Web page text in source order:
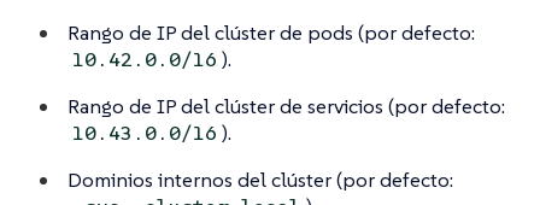
Rango de IP del clúster de pods (por defecto:
10.42.0.0/16 ).
Rango de IP del clúster de servicios (por defecto:
10.43.0.0/16 ).
Dominios internos del clúster (por defecto: